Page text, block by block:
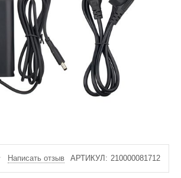
Написать отзыв АРТИКУЛ: 210000081712